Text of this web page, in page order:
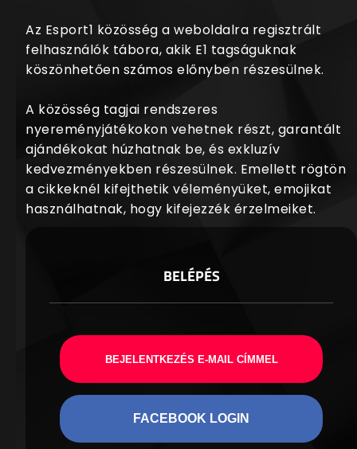
Az Esport1 közösség a weboldalra regisztrált
felhasználók tábora, akik E1 tagságuknak
köszönhetően számos előnyben részesülnek.
A közösség tagjai rendszeres
nyereményjátékokon vehetnek részt, garantált
ajándékokat húzhatnak be, és exkluzív
kedvezményekben részesülnek. Emellett rögtön
a cikkeknél kifejthetik véleményüket, emojikat
használhatnak, hogy kifejezzék érzelmeiket.
BELÉPÉS
BEJELENTKEZÉS E-MAIL CÍMMEL
FACEBOOK LOGIN